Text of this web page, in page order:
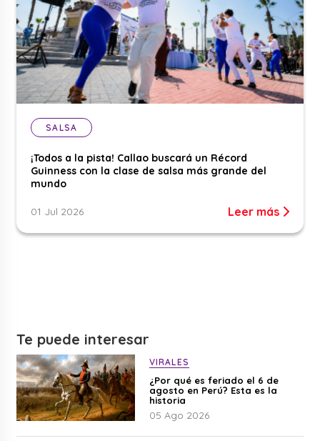
SALSA
¡Todos a la pista! Callao buscará un Récord
Guinness con la clase de salsa más grande del
mundo
01 Jul 2026 Leer más
Te puede interesar
VIRALES
¿Por qué es feriado el 6 de
agosto en Perú? Esta es la
historia
05 Ago 2026